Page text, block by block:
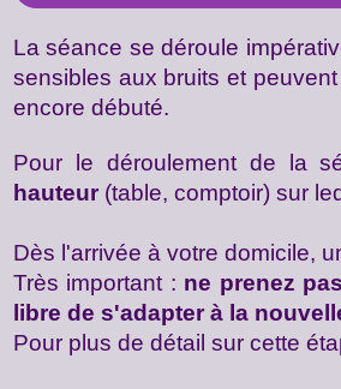
La séance se déroule
sensibles aux bruits et
encore débuté.
Pour le déroulement de la
hauteur (table, comptoir) sur
Dès l'arrivée à votre domicile,
Très important : ne prenez
libre de s'adapter à la
Pour plus de détail sur cette